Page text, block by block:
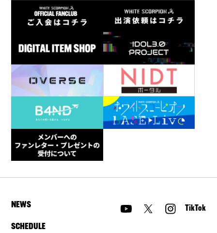
NEWS
SCHEDULE
TikTok